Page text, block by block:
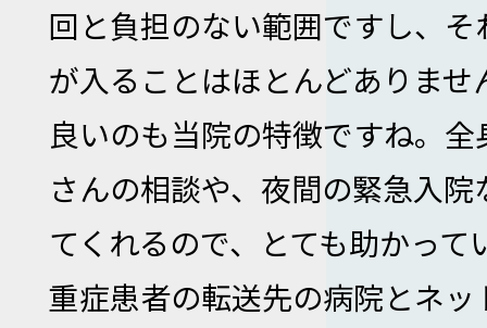
回と負担のない範囲ですし、
が入ることはほとんどありま
良いのも当院の特徴ですね。
さんの相談や、夜間の緊急入
てくれるので、とても助かって
重症患者の転送先の病院とネ